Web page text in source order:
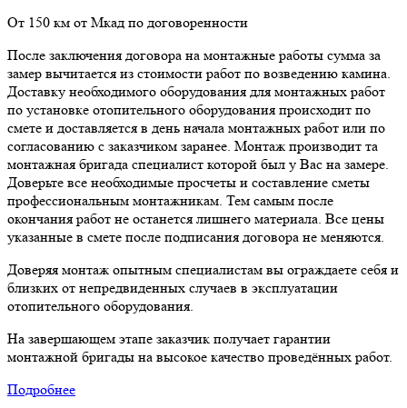
От 150 км от Мкад по договоренности
После заключения договора на монтажные работы сумма за
замер вычитается из стоимости работ по возведению камина.
Доставку необходимого оборудования для монтажных работ
по установке отопительного оборудования происходит по
смете и доставляется в день начала монтажных работ или по
согласованию с заказчиком заранее. Монтаж производит та
монтажная бригада специалист которой был у Вас на замере.
Доверьте все необходимые просчеты и составление сметы
профессиональным монтажникам. Тем самым после
окончания работ не останется лишнего материала. Все цены
указанные в смете после подписания договора не меняются.
Доверяя монтаж опытным специалистам вы ограждаете себя и
близких от непредвиденных случаев в эксплуатации
отопительного оборудования.
На завершающем этапе заказчик получает гарантии
монтажной бригады на высокое качество проведённых работ.
Подробнее